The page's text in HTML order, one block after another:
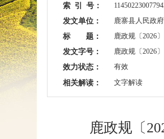
索 引 号：
发文单位： 鹿寨县人民政
标 题： 鹿政规〔2026
发文字号： 鹿政规〔2026
效力状态： 有效
相关解读：
文字解读
鹿政规〔